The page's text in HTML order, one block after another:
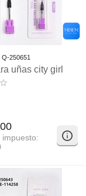
Q-250651
uñas city girl
impuesto: